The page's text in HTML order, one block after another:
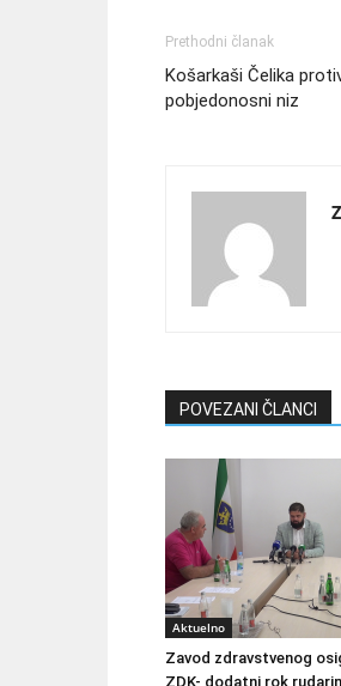
Prethodni članak
Košarkaši Čelika
pobjedonosni niz
POVEZANI ČLANCI
Aktuelno
Zavod zdravstvenog
ZDK- dodatni rok